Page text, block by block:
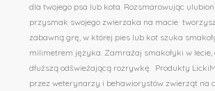
dla twojego psa lub kota. Rozsmarowując
przysmak swojego zwierzaka na macie
zabawną grę, w której pies lub kot szuka
milimetrem języka. Zamrażaj smakołyki w
dłuższą odświeżającą rozrywkę. Produkty
przez weterynarzy i behawiorystów zwierząt na